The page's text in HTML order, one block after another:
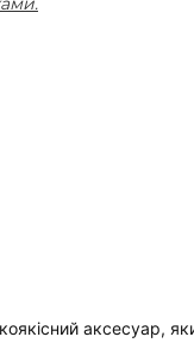
аксесуар,